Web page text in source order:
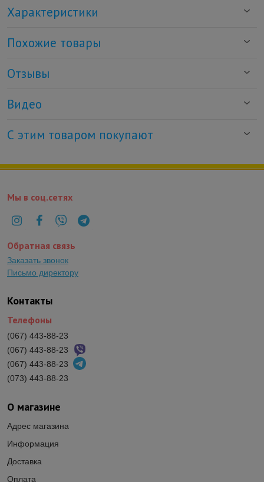
Характеристики
Похожие товары
Отзывы
Видео
С этим товаром покупают
О магазине
Адрес магазина
Информация
Доставка
Оплата
Контакты
Телефоны
(067) 443-88-23
(067) 443-88-23
(067) 443-88-23
(073) 443-88-23
Мы в соц.сетях
Обратная связь
Заказать звонок
Письмо директору